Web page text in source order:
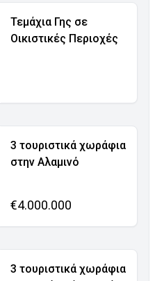
Τεμάχια Γης σε
Οικιστικές Περιοχές
3 τουριστικά χωράφια
στην Αλαμινό
€4.000.000
3 τουριστικά χωράφια